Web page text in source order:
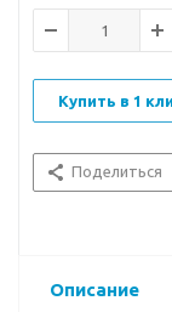
Купить в 1
Поделиться
Описание